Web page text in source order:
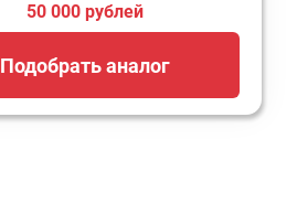
50 000 рублей
Подобрать аналог